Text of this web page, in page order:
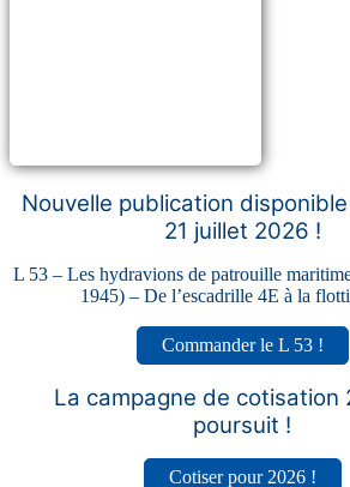
Nouvelle publication
21 juillet 2026 !
L 53 – Les hydravions de patrouille
1945) – De l’escadrille 4E à la
Commander le L 53 !
La campagne de cotisation
poursuit !
Cotiser pour 2026 !